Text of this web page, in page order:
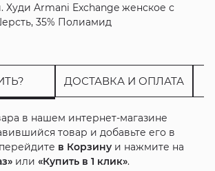
Худи Armani Exchange женское с
35% Полиамид
ДОСТАВКА И ОПЛАТА
в нашем интернет-магазине
товар и добавьте его в
в Корзинуи нажмите на
или «Купить в 1 клик».